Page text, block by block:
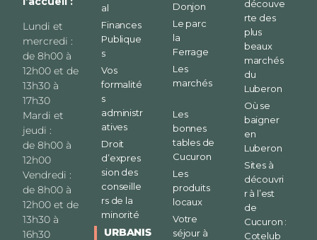
Lundi et
mercredi :
de 8h00 à
12h00 et de
13h30 à
17h30
Mardi et
jeudi :
de 8h00 à
12h00
Vendredi :
de 8h00 à
12h00 et de
13h30 à
16h30
al
Finances
Publique
s
Vos
formalité
s
administr
atives
Droit
d’expres
sion des
conseille
rs de la
minorité
URBANIS
Donjon
Le parc
la
Ferrage
Les
marchés
Les
bonnes
tables de
Cucuron
Les
produits
locaux
Votre
séjour à
découve
rte des
plus
beaux
marchés
du
Luberon
Où se
baigner
en
Luberon
Sites à
découvri
r à l’est
de
Cucuron :
Cotelub